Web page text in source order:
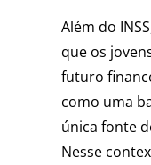
Além do
que os
futuro
como uma
única fonte
Nesse